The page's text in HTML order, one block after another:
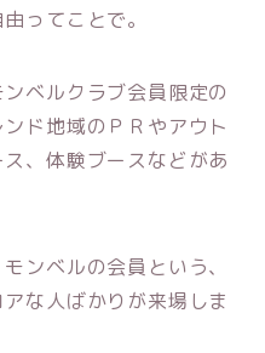
ってことで。
ベルクラブ会員限定の
ド地域のＰＲやアウト
、体験ブースなどがあ
ンベルの会員という、
な人ばかりが来場しま